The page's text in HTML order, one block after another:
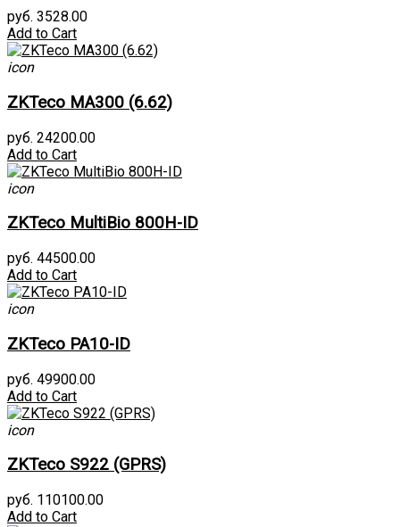
руб. 3528.00
Add to Cart
icon
ZKTeco MA300 (6.62)
руб. 24200.00
Add to Cart
icon
ZKTeco MultiBio 800H-ID
руб. 44500.00
Add to Cart
icon
ZKTeco PA10-ID
руб. 49900.00
Add to Cart
icon
ZKTeco S922 (GPRS)
руб. 110100.00
Add to Cart